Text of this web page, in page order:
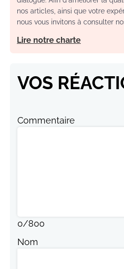
nos articles, ainsi que votre
nous vous invitons à consulter
Lire notre charte
VOS
Commentaire
0/800
Nom